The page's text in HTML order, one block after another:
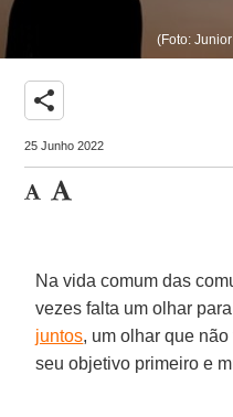
(Foto:
share
25 Junho 2022
Na vida comum das
vezes falta um olhar
juntos, um olhar que não
seu objetivo primeiro e